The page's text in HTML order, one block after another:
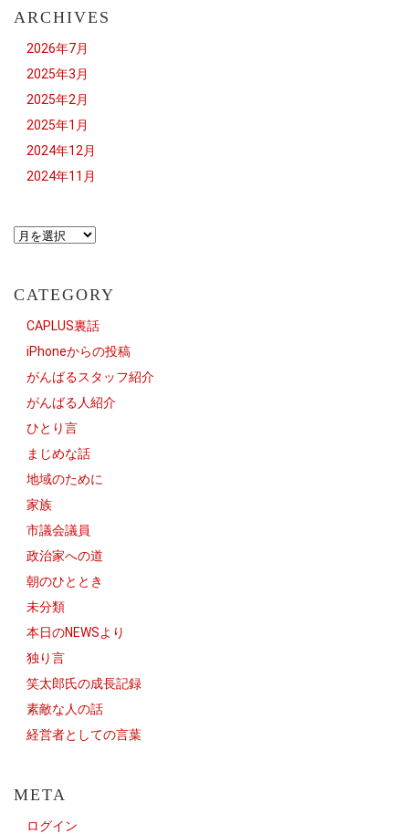
ARCHIVES
2026年7月
2025年3月
2025年2月
2025年1月
2024年12月
2024年11月
CATEGORY
CAPLUS裏話
iPhoneからの投稿
がんばるスタッフ紹介
がんばる人紹介
ひとり言
まじめな話
地域のために
家族
市議会議員
政治家への道
朝のひととき
未分類
本日のNEWSより
独り言
笑太郎氏の成長記録
素敵な人の話
経営者としての言葉
META
ログイン